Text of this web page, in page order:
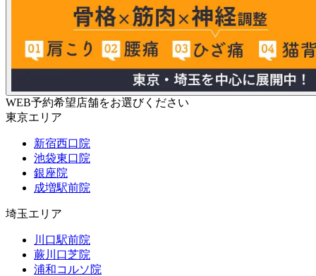
WEB予約希望店舗をお選びください
東京エリア
新宿西口院
池袋東口院
銀座院
成増駅前院
埼玉エリア
川口駅前院
蕨川口芝院
浦和コルソ院